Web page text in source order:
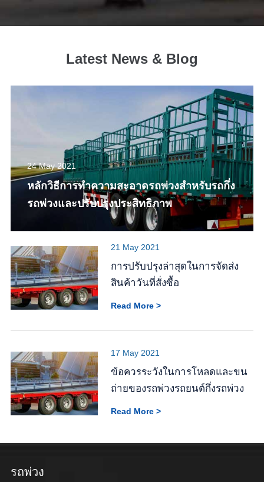
Latest News & Blog
24 May 2021
หลักวิธีการทำความสะอาดรถพ่วงสำหรับรถกึ่ง
รถพ่วงและปรับปรุงประสิทธิภาพ
21 May 2021
การปรับปรุงล่าสุดในการจัดส่ง
สินค้าวันที่สั่งซื้อ
Read More >
17 May 2021
ข้อควรระวังในการโหลดและขน
ถ่ายของรถพ่วงรถยนต์กึ่งรถพ่วง
Read More >
รถพ่วง